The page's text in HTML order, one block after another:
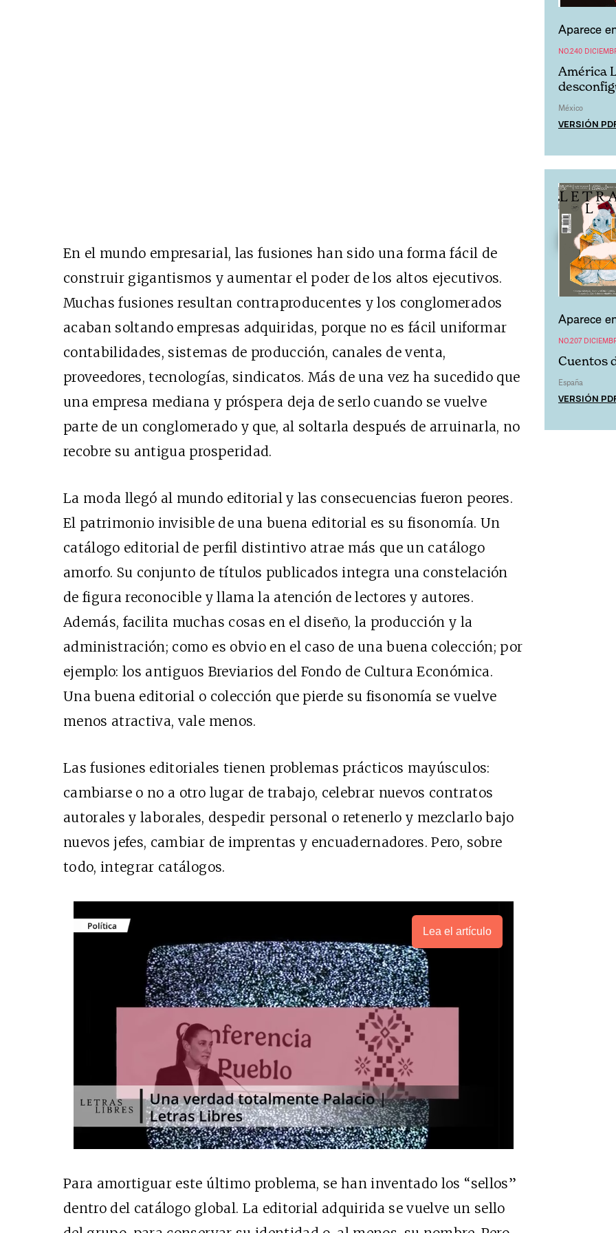
En el mundo empresarial, las fusiones han sido una forma fácil de
construir gigantismos y aumentar el poder de los altos ejecutivos.
Muchas fusiones resultan contraproducentes y los conglomerados
acaban soltando empresas adquiridas, porque no es fácil uniformar
contabilidades, sistemas de producción, canales de venta,
proveedores, tecnologías, sindicatos. Más de una vez ha sucedido que
una empresa mediana y próspera deja de serlo cuando se vuelve
parte de un conglomerado y que, al soltarla después de arruinarla, no
recobre su antigua prosperidad.
La moda llegó al mundo editorial y las consecuencias fueron peores.
El patrimonio invisible de una buena editorial es su fisonomía. Un
catálogo editorial de perfil distintivo atrae más que un catálogo
amorfo. Su conjunto de títulos publicados integra una constelación
de figura reconocible y llama la atención de lectores y autores.
Además, facilita muchas cosas en el diseño, la producción y la
administración; como es obvio en el caso de una buena colección; por
ejemplo: los antiguos Breviarios del Fondo de Cultura Económica.
Una buena editorial o colección que pierde su fisonomía se vuelve
menos atractiva, vale menos.
Las fusiones editoriales tienen problemas prácticos mayúsculos:
cambiarse o no a otro lugar de trabajo, celebrar nuevos contratos
autorales y laborales, despedir personal o retenerlo y mezclarlo bajo
nuevos jefes, cambiar de imprentas y encuadernadores. Pero, sobre
todo, integrar catálogos.
Lea el artículo
Para amortiguar este último problema, se han inventado los “sellos”
dentro del catálogo global. La editorial adquirida se vuelve un sello
Aparece
NO.240
América
México
VERSIÓN
Aparece
NO.207
Cuentos
España
VERSIÓN